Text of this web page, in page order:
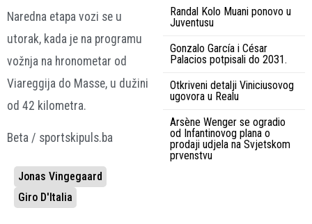
Naredna etapa vozi se u
utorak, kada je na programu
vožnja na hronometar od
Viareggija do Masse, u dužini
od 42 kilometra.
Beta / sportskipuls.ba
Jonas Vingegaard
Giro D'Italia
Randal Kolo Muani ponovo u
Juventusu
Gonzalo García i César
Palacios potpisali do 2031.
Otkriveni detalji Viniciusovog
ugovora u Realu
Arsène Wenger se ogradio
od Infantinovog plana o
prodaji udjela na Svjetskom
prvenstvu